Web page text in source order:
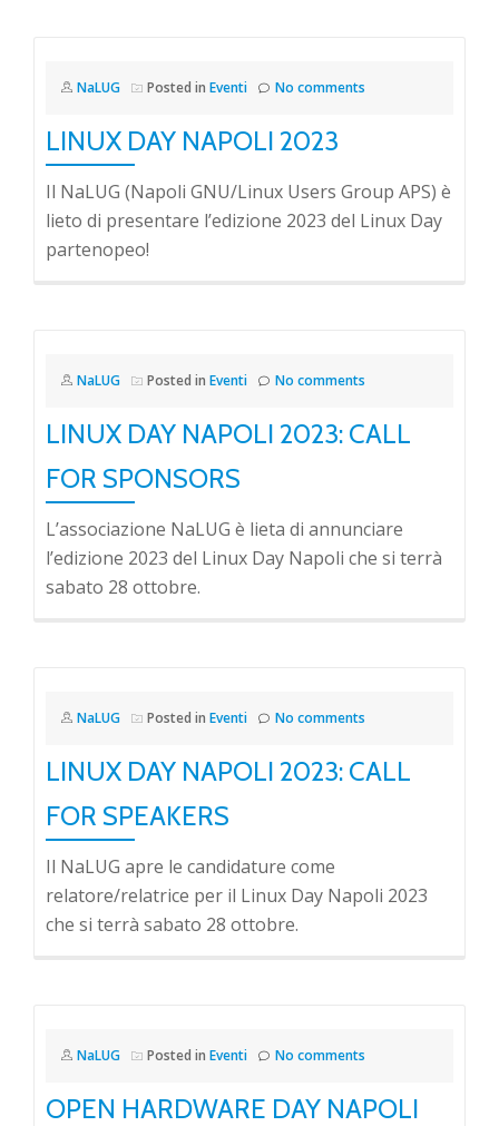
NaLUG Posted in Eventi No comments
LINUX DAY NAPOLI 2023
Il NaLUG (Napoli GNU/Linux Users Group APS) è
lieto di presentare l’edizione 2023 del Linux Day
partenopeo!
NaLUG Posted in Eventi No comments
LINUX DAY NAPOLI 2023: CALL
FOR SPONSORS
L’associazione NaLUG è lieta di annunciare
l’edizione 2023 del Linux Day Napoli che si terrà
sabato 28 ottobre.
NaLUG Posted in Eventi No comments
LINUX DAY NAPOLI 2023: CALL
FOR SPEAKERS
Il NaLUG apre le candidature come
relatore/relatrice per il Linux Day Napoli 2023
che si terrà sabato 28 ottobre.
NaLUG Posted in Eventi No comments
OPEN HARDWARE DAY NAPOLI